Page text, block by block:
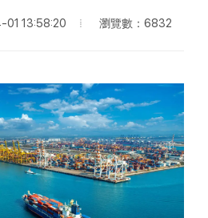
13:58:20 瀏覽數：6832